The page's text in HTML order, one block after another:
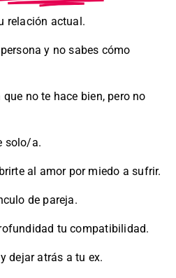
relación actual.
y no sabes cómo
no te hace bien, pero no
solo/a.
al amor por miedo a sufrir.
de pareja.
tu compatibilidad.
dejar atrás a tu ex.